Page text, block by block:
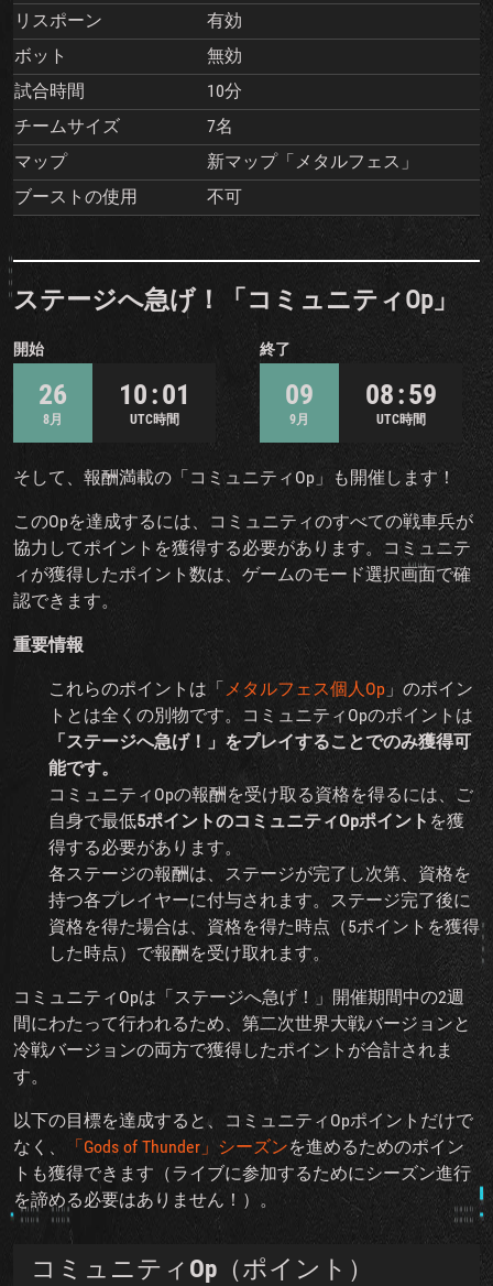
リスポーン
有効
ボット
無効
試合時間
10分
チームサイズ
7名
マップ
新マップ「メタルフェス」
ブーストの使用
不可
ステージへ急げ！「コミュニティOp」
開始
26
8月
10 : 01
UTC時間
終了
09
9月
08 : 59
UTC時間
そして、報酬満載の「コミュニティOp」も開催します！
このOpを達成するには、コミュニティのすべての戦車兵が
協力してポイントを獲得する必要があります。コミュニテ
ィが獲得したポイント数は、ゲームのモード選択画面で確
認できます。
重要情報
これらのポイントは「 メタルフェス個人Op 」のポイン
トとは全くの別物です。コミュニティOpのポイントは
「ステージへ急げ！」をプレイすることでのみ獲得可
能です。
コミュニティOpの報酬を受け取る資格を得るには、ご
自身で最低5ポイントのコミュニティOpポイント を獲
得する必要があります。
各ステージの報酬は、ステージが完了し次第、資格を
持つ各プレイヤーに付与されます。ステージ完了後に
資格を得た場合は、資格を得た時点（5ポイントを獲得
した時点）で報酬を受け取れます。
コミュニティOpは「ステージへ急げ！」開催期間中の2週
間にわたって行われるため、第二次世界大戦バージョンと
冷戦バージョンの両方で獲得したポイントが合計されま
す。
以下の目標を達成すると、コミュニティOpポイントだけで
なく、
「Gods of Thunder」シーズンを進めるためのポイン
トも獲得できます（ライブに参加するためにシーズン進行
を諦める必要はありません！）。
コミュニティOp（ポイント）